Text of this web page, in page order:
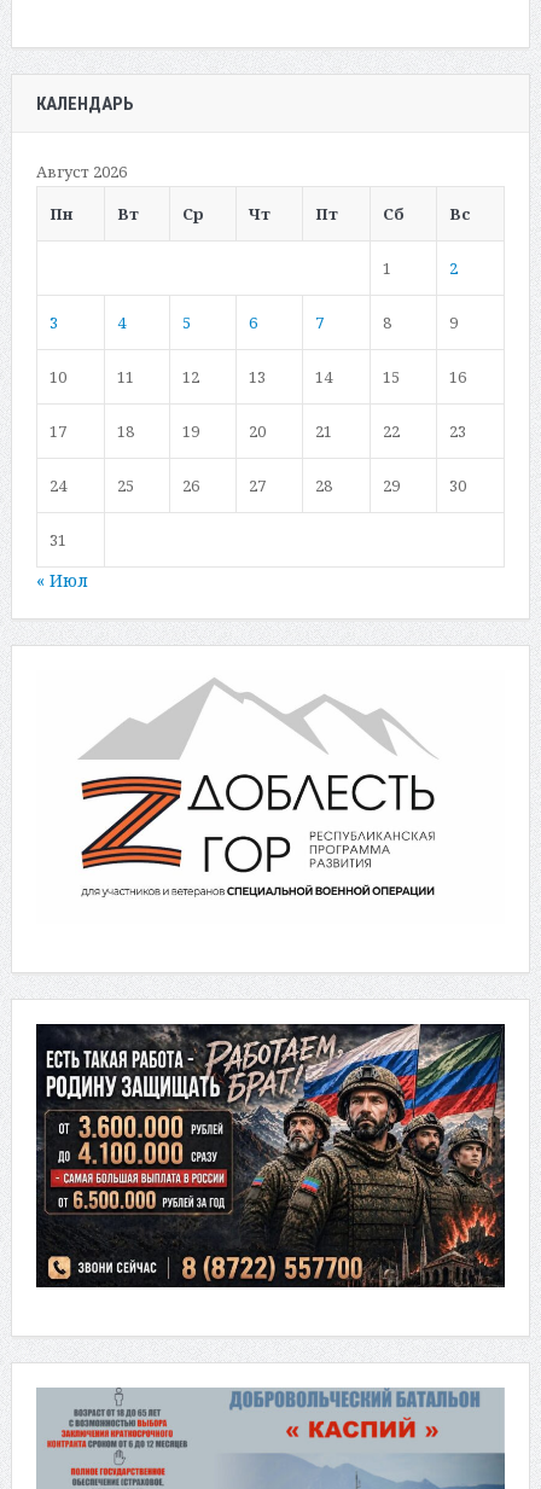
КАЛЕНДАРЬ
Август 2026
Пн
Вт Ср Чт Пт Сб Вс
1 2
3 4 5 6 7 8 9
10 11 12 13 14 15 16
17 18 19 20 21 22 23
24 25 26 27 28 29 30
31
« Июл